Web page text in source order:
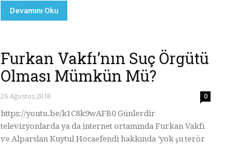
Devamını Oku
Furkan Vakfı’nın Suç Örgütü
Olması Mümkün Mü?
26 Ağustos 2018 0
https://youtu.be/k1C8k9wAFB0 Günlerdir
televizyonlarda ya da internet ortamında Furkan Vakfı
ve Alparslan Kuytul Hocaefendi hakkında ‘yok şu terör